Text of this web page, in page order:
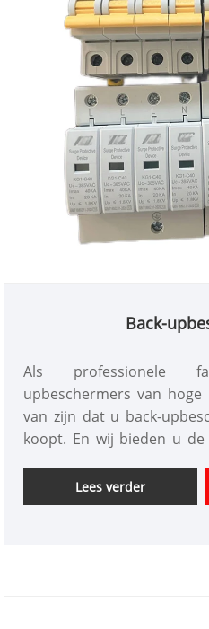
Back-
Als professionele
upbeschermers van
van zijn dat u back-
koopt. En wij bieden u de
apparaat dat verdere
geval van een SPD-
Lees verder